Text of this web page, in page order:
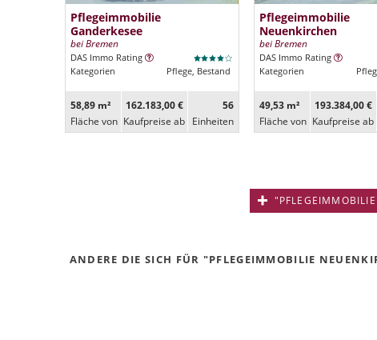
Pflegeimmobilie
Ganderkesee
bei Bremen
DAS Immo Rating
Kategorien
Pflege, Bestand
58,89 m²
Fläche von
162.183,00 €
Kaufpreise ab
56
Ein­heiten
Pflegeimmobilie
Neuenkirchen
bei Bremen
DAS Immo Rating
Kategorien
49,53 m²
Fläche von
193.384,00 €
Kaufpreise ab
ANDERE DIE SICH FÜR "PFLEGEIMMOBILIE